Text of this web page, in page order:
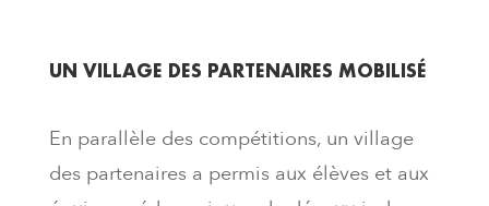
UN VILLAGE DES PARTENAIRES MOBILISÉ
En parallèle des compétitions, un village
des partenaires a permis aux élèves et aux